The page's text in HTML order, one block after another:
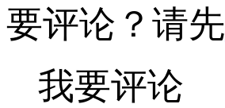
要评论？请先
我要评论